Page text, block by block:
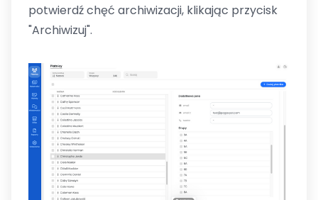
potwierdź chęć archiwizacji, klikając przycisk
"Archiwizuj".